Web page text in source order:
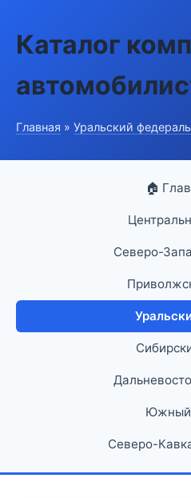
Каталог
Главная » Уральский
🏠
Северо-
Северо-